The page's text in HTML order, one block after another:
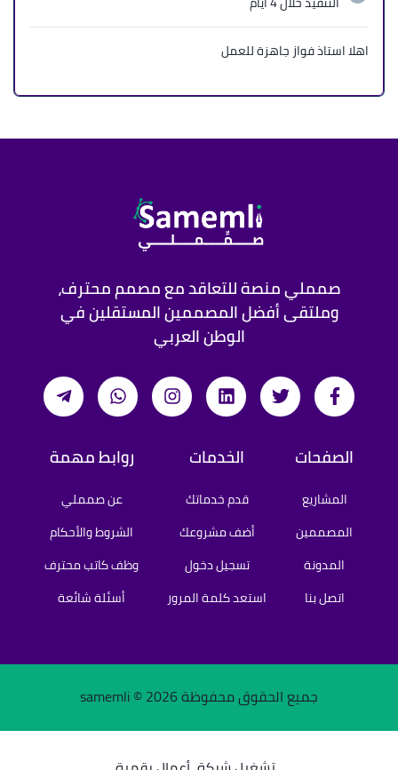
اهلا استاذ فواز جاهزة للعمل
صمملي منصة للتعاقد مع مصمم محترف،
وملتقى أفضل المصممين المستقلين في
الوطن العربي
الصفحات
المشاريع
المصممين
المدونة
اتصل بنا
الخدمات
قدم خدماتك
أضف مشروعك
تسجيل دخول
استعد كلمة المرور
روابط مهمة
عن صمملي
الشروط والأحكام
وظف كاتب محترف
أسئلة شائعة
جميع الحقوق محفوظة samemli ©2026